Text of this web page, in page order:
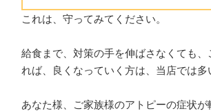
これは、守ってみてください。
給食まで、対策の手を伸ばさなくても
れば、良くなっていく方は、当店では多
あなた様、ご家族様のアトピーの症状が